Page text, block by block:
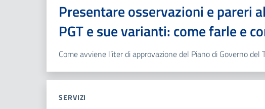
Presentare osservazioni e pareri
PGT e sue varianti: come farle e
Come avviene l’iter di approvazione del Piano di Governo del
SERVIZI